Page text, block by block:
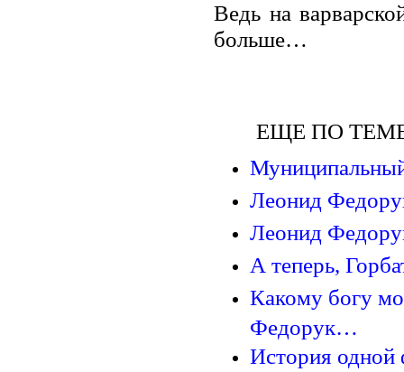
Ведь на
больше…
ЕЩЕ ПО
Муниципальный
Леонид
Леонид
А теперь,
Какому богу
Федорук…
История одной